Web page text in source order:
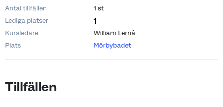
Antal tillfällen
1 st
Lediga platser
1
Kursledare
William Lernå
Plats
Mörbybadet
Tillfällen